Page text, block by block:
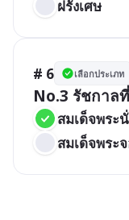
ฝรั่งเศษ
# 6 เลือกประเภท
No.3 รัชกาล
สมเด็จพระ
สมเด็จพระ